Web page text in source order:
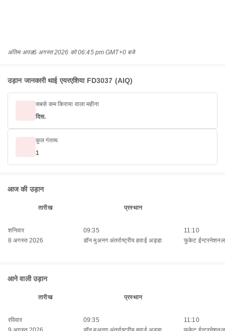
अंतिम अपड6 अगस्त 2026 को 06:45 pm GMT+0 बजे
उड़ान जानकारी थाई एयरएशिया FD3037 (AIQ)
सबसे कम किराया वाला महीना
दिस.
कुल गंतव्य
1
आज की उड़ान
तारीख प्रस्थान
शनिवार
8 अगस्त 2026
09:35
डॉन मुअनग अंतर्राष्ट्रीय हवाई अड्डा
11:10
फुकेट ईन्टरनेशनल
आने वाली उड़ान
तारीख प्रस्थान
रविवार
09:35
11:10